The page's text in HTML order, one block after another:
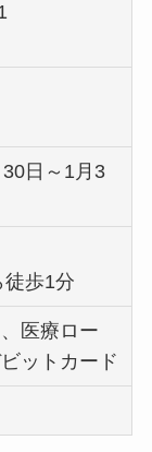
日～1月3
徒歩1分
医療ロー
ットカード